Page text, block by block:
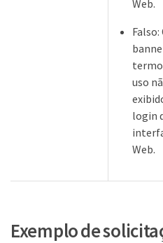
Web.
Falso:
uso
login
Web.
Exemplo de